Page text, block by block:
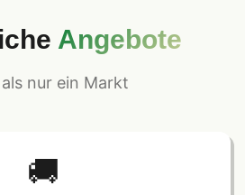
Angebote
nur ein Markt
🚚